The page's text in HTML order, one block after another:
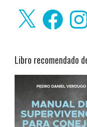
Facebook
Libro recomendado